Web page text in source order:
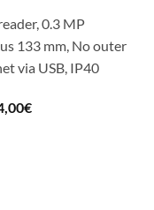
0.3 MP
133 mm, No outer
via USB, IP40
€